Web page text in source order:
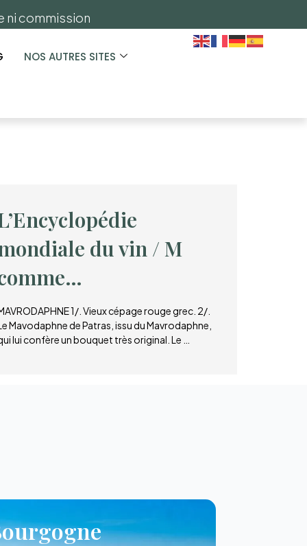
ni commission
NOS AUTRES SITES
du vin / M
1/. Vieux cépage rouge grec. 2/.
Mavodaphne de Patras, issu du Mavrodaphne,
lui confère un bouquet très original. Le …